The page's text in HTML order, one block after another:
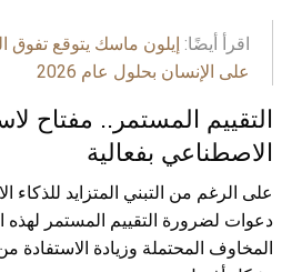
اقرأ أيضًا: إيلون ماسك يتوقع تفوق
على الإنسان بحلول عام 2026
التقييم المستمر.. مفتاح
الاصطناعي بفعالية
على الرغم من التبني المتزايد للذكاء
دعوات لضرورة التقييم المستمر لهذه
المخاوف المحتملة وزيادة الاستفادة